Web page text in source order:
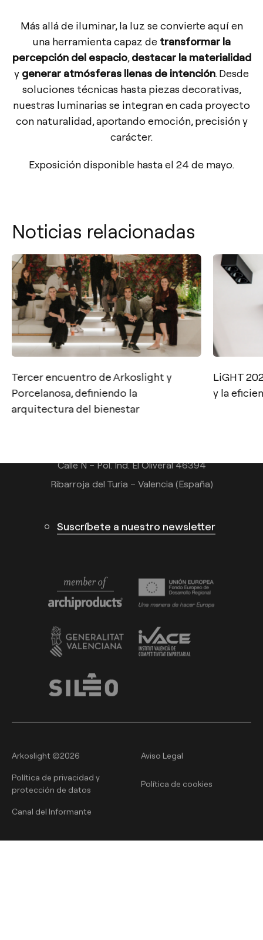
Más allá de iluminar, la luz se convierte aquí en
una herramienta capaz de transformar la
percepción del espacio,destacar la materialidad
y generar atmósferas llenas de intención. Desde
soluciones técnicas hasta piezas decorativas,
nuestras luminarias se integran en cada proyecto
con naturalidad, aportando emoción, precisión y
carácter.
Exposición disponible hasta el 24 de mayo.
Noticias relacionadas
Tercer encuentro de Arkoslight y
Porcelanosa, definiendo la
arquitectura del bienestar
LiGHT
y la
Contacto
Tel.: +34 961 667 207
Calle N – Pol. Ind. El Oliveral 46394
Ribarroja del Turia – Valencia (España)
Suscríbete a nuestro newsletter
Arkoslight ©2026 Aviso Legal
Política de privacidad y
protección de datos
Política de cookies
Canal del Informante